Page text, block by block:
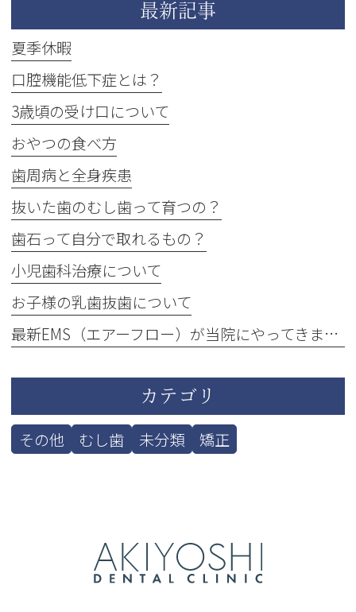
最新記事
夏季休暇
口腔機能低下症とは？
3歳頃の受け口について
おやつの食べ方
歯周病と全身疾患
抜いた歯のむし歯って育つの？
歯石って自分で取れるもの？
小児歯科治療について
お子様の乳歯抜歯について
最新EMS（エアーフロー）が当院にやってきました！
カテゴリ
その他 むし歯 未分類 矯正